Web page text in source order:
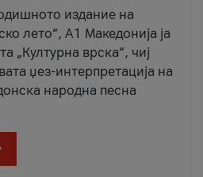
издание на
лето“, А1 Македонија ја
„Културна врска“, чиј
џез-интерпретација на
народна песна